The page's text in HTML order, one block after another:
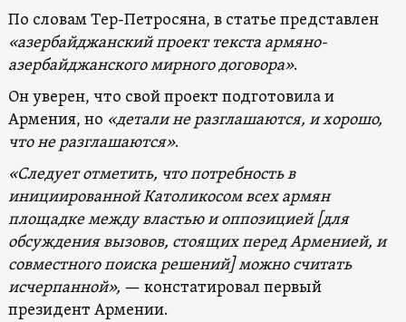
По словам Тер-Петросяна, в статье представлен
«азербайджанский проект текста армяно-
азербайджанского мирного договора».
Он уверен, что свой проект подготовила и
Армения, но «детали не разглашаются, и хорошо,
что не разглашаются».
«Следует отметить, что потребность в
инициированной Католикосом всех армян
площадке между властью и оппозицией[для
обсуждения вызовов, стоящих перед Арменией, и
совместного поиска решений]можно считать
исчерпанной», — констатировал первый
президент Армении.